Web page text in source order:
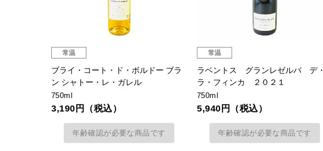
常温
ブライ・コート・ド・ボルドー ブラ
ン シャトー・レ・ガレル
750ml
3,190円（税込）
年齢確認が必要な商品です
常温
ラベントス グランレゼルバ デ・
ラ・フィンカ ２０２１
750ml
5,940円（税込）
年齢確認が必要な商品です